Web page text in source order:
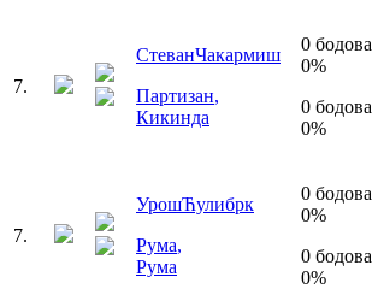
7.
СтеванЧакармиш
Партизан,
Кикинда
0 бодова
0%
0 бодова
0%
7.
УрошЋулибрк
Рума,
Рума
0 бодова
0%
0 бодова
0%